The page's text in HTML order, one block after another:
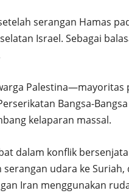
serangan Hamas
Israel. Sebagai
Bangsa-
kelaparan massal.
dalam konflik
udara ke
Iran menggunakan